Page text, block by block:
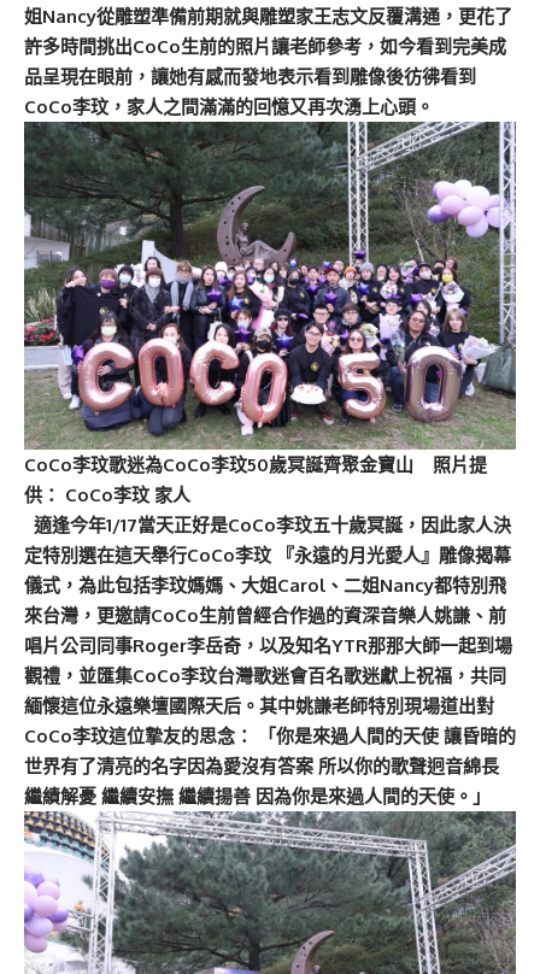
姐Nancy從雕塑準備前期就與雕塑家王志文反覆溝通，更花了
許多時間挑出CoCo生前的照片讓老師參考，如今看到完美成
品呈現在眼前，讓她有感而發地表示看到雕像後彷彿看到
CoCo李玟，家人之間滿滿的回憶又再次湧上心頭。
CoCo李玟歌迷為CoCo李玟50歲冥誕齊聚金寶山 照片提
供： CoCo李玟 家人
適逢今年1/17當天正好是CoCo李玟五十歲冥誕，因此家人決
定特別選在這天舉行CoCo李玟 『永遠的月光愛人』雕像揭幕
儀式，為此包括李玟媽媽、大姐Carol、二姐Nancy都特別飛
來台灣，更邀請CoCo生前曾經合作過的資深音樂人姚謙、前
唱片公司同事Roger李岳奇，以及知名YTR那那大師一起到場
觀禮，並匯集CoCo李玟台灣歌迷會百名歌迷獻上祝福，共同
緬懷這位永遠樂壇國際天后。其中姚謙老師特別現場道出對
CoCo李玟這位摯友的思念： 「你是來過人間的天使 讓昏暗的
世界有了清亮的名字因為愛沒有答案 所以你的歌聲迥音綿長
繼績解憂 繼續安撫 繼續揚善 因為你是來過人間的天使。」